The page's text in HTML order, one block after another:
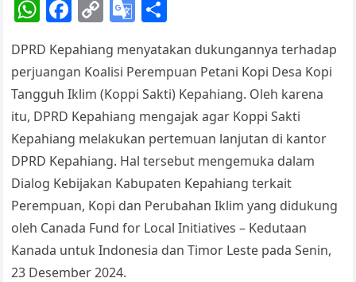
W
at
s
A
p
p
F
c
e
b
o
o
k
C
p
y
Li
n
k
G
o
gl
e
Tr
a
n
sl
at
e
ar
e
DPRD Kepahiang menyatakan dukungannya terhadap
perjuangan Koalisi Perempuan Petani Kopi Desa Kopi
Tangguh Iklim (Koppi Sakti) Kepahiang. Oleh karena
itu, DPRD Kepahiang mengajak agar Koppi Sakti
Kepahiang melakukan pertemuan lanjutan di kantor
DPRD Kepahiang. Hal tersebut mengemuka dalam
Dialog Kebijakan Kabupaten Kepahiang terkait
Perempuan, Kopi dan Perubahan Iklim yang didukung
oleh Canada Fund for Local Initiatives – Kedutaan
Kanada untuk Indonesia dan Timor Leste pada Senin,
23 Desember 2024.